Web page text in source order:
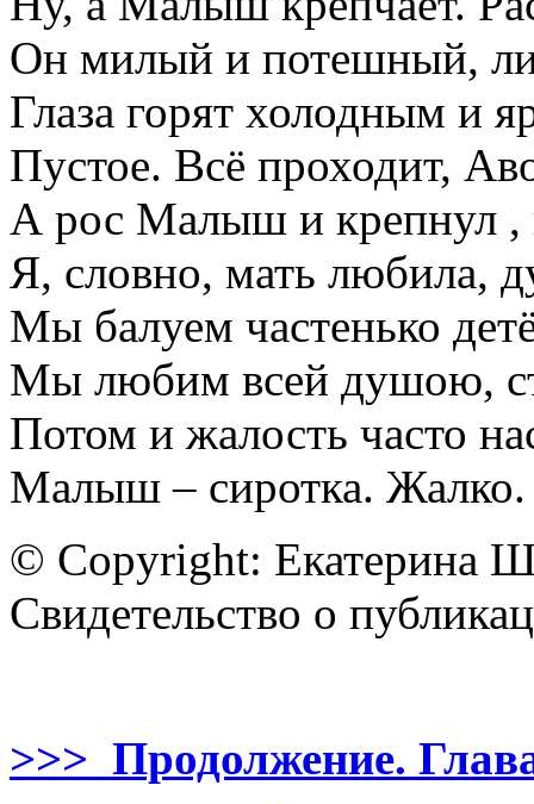
Он милый и потешный,
Глаза горят холодным и
Пустое. Всё проходит,
А рос Малыш и крепнул
Я, словно, мать любила,
Мы балуем частенько
Мы любим всей душою,
Потом и жалость часто
Малыш – сиротка. Жалко.
© Copyright: Екатерина
Свидетельство о
>>> Продолжение.